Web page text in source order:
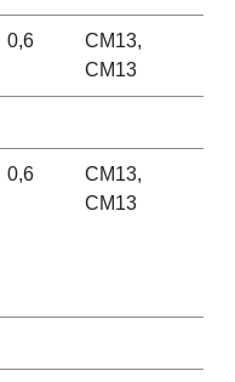
0,6
CM13,
CM13
0,6
CM13,
CM13